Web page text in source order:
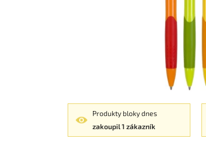
Produkty bloky dnes
zakoupil 1 zákazník